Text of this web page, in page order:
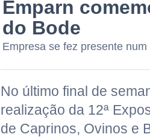
Emparn
do Bode
Empresa se fez presente
No último final de
realização da 12ª
de Caprinos, Ovinos e